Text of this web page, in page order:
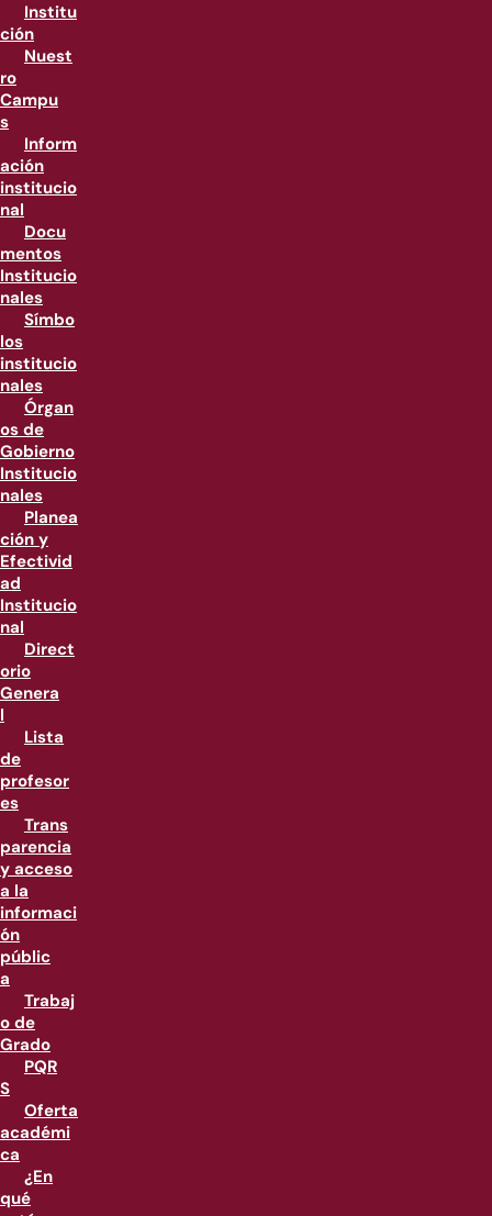
Institu
ción
Nuest
ro
Campu
s
Inform
ación
institucio
nal
Docu
mentos
Institucio
nales
Símbo
los
institucio
nales
Órgan
os de
Gobierno
Institucio
nales
Planea
ción y
Efectivid
ad
Institucio
nal
Direct
orio
Genera
l
Lista
de
profesor
es
Trans
parencia
y acceso
a la
informaci
ón
públic
a
Trabaj
o de
Grado
PQR
S
Oferta
académi
ca
¿En
qué